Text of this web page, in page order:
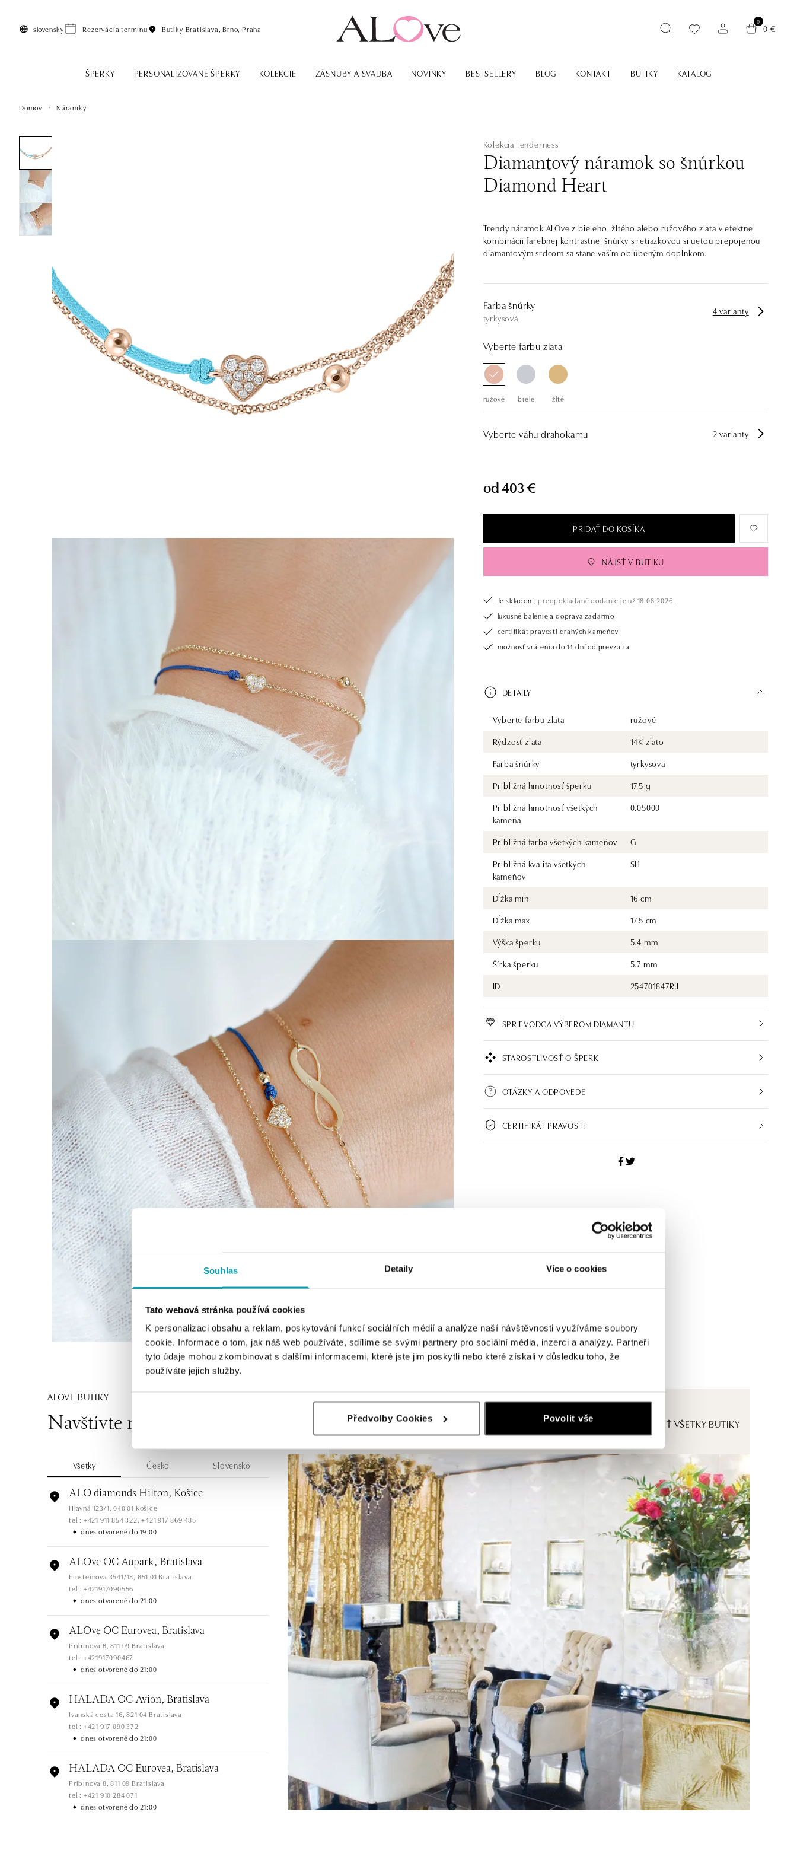
Souhlas Detaily Více o cookies
Tato webová stránka používá cookies
K personalizaci obsahu a reklam, poskytování funkcí sociálních médií a analýze naší návštěvnosti využíváme soubory
cookie. Informace o tom, jak náš web používáte, sdílíme se svými partnery pro sociální média, inzerci a analýzy. Partneři
tyto údaje mohou zkombinovat s dalšími informacemi, které jste jim poskytli nebo které získali v důsledku toho, že
používáte jejich služby.
Předvolby Cookies Povolit vše
slovensky Rezervácia termínu Butiky Bratislava, Brno, Praha
0
0 €
ŠPERKY PERSONALIZOVANÉ ŠPERKY KOLEKCIE ZÁSNUBY A SVADBA NOVINKY BESTSELLERY BLOG KONTAKT BUTIKY KATALOG
Domov Náramky
Kolekcia Tenderness
Diamantový náramok so šnúrkou
Diamond Heart
Trendy náramok ALOve z bieleho, žltého alebo ružového zlata v efektnej
kombinácii farebnej kontrastnej šnúrky s retiazkovou siluetou prepojenou
diamantovým srdcom sa stane vaším obľúbeným doplnkom.
Farba šnúrky
tyrkysová
4 varianty
Vyberte farbu zlata
ružové biele žlté
Vyberte váhu drahokamu 2 varianty
od 403 €
PRIDAŤ DO KOŠÍKA
NÁJSŤ V BUTIKU
Je skladom, predpokladané dodanie je už 18.08.2026.
luxusné balenie a doprava zadarmo
certifikát pravosti drahých kameňov
možnosť vrátenia do 14 dní od prevzatia
DETAILY
Vyberte farbu zlata
ružové
Rýdzosť zlata
14K zlato
Farba šnúrky
tyrkysová
Približná hmotnosť šperku
17.5 g
Približná hmotnosť všetkých
kameňa
0.05000
Približná farba všetkých kameňov
G
Približná kvalita všetkých
kameňov
SI1
Dĺžka min
16 cm
Dĺžka max
17.5 cm
Výška šperku
5.4 mm
Šírka šperku
5.7 mm
ID
254701847R.I
SPRIEVODCA VÝBEROM DIAMANTU
STAROSTLIVOSŤ O ŠPERK
OTÁZKY A ODPOVEDE
CERTIFIKÁT PRAVOSTI
ALOVE BUTIKY
Navštívte naše butiky ZOBRAZIŤ VŠETKY BUTIKY
Všetky Česko Slovensko
ALO diamonds Hilton, Košice
Hlavná 123/1, 040 01 Košice
tel.: +421 911 854 322, +421 917 869 485
dnes otvorené do 19:00
ALOve OC Aupark, Bratislava
Einsteinova 3541/18, 851 01 Bratislava
tel.: +421917090556
dnes otvorené do 21:00
ALOve OC Eurovea, Bratislava
Pribinova 8, 811 09 Bratislava
tel.: +421917090467
dnes otvorené do 21:00
HALADA OC Avion, Bratislava
Ivanská cesta 16, 821 04 Bratislava
tel.: +421 917 090 372
dnes otvorené do 21:00
HALADA OC Eurovea, Bratislava
Pribinova 8, 811 09 Bratislava
tel.: +421 910 284 071
dnes otvorené do 21:00